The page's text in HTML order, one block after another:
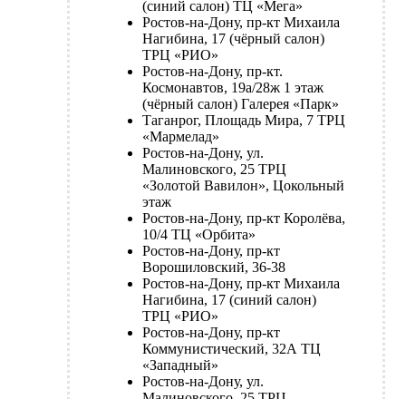
(синий салон) ТЦ «Мега»
Ростов-на-Дону, пр-кт Михаила
Нагибина, 17 (чёрный салон)
ТРЦ «РИО»
Ростов-на-Дону, пр-кт.
Космонавтов, 19а/28ж 1 этаж
(чёрный салон) Галерея «Парк»
Таганрог, Площадь Мира, 7 ТРЦ
«Мармелад»
Ростов-на-Дону, ул.
Малиновского, 25 ТРЦ
«Золотой Вавилон», Цокольный
этаж
Ростов-на-Дону, пр-кт Королёва,
10/4 ТЦ «Орбита»
Ростов-на-Дону, пр-кт
Ворошиловский, 36-38
Ростов-на-Дону, пр-кт Михаила
Нагибина, 17 (синий салон)
ТРЦ «РИО»
Ростов-на-Дону, пр-кт
Коммунистический, 32А ТЦ
«Западный»
Ростов-на-Дону, ул.